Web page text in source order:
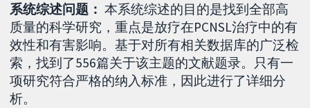
系统综述问题： 本系统综述的目的是找到全部高
质量的科学研究，重点是放疗在PCNSL治疗中的有
效性和有害影响。基于对所有相关数据库的广泛检
索，找到了556篇关于该主题的文献题录。只有一
项研究符合严格的纳入标准，因此进行了详细分
析。